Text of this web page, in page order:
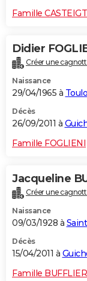
Famille
Didier
Créer une
Naissance
29/04/1965 à
Décès
26/09/2011 à
Famille FOGLIENI
Jacqueline
Créer une
Naissance
09/03/1928 à
Décès
15/04/2011 à
Famille BUFFLIER